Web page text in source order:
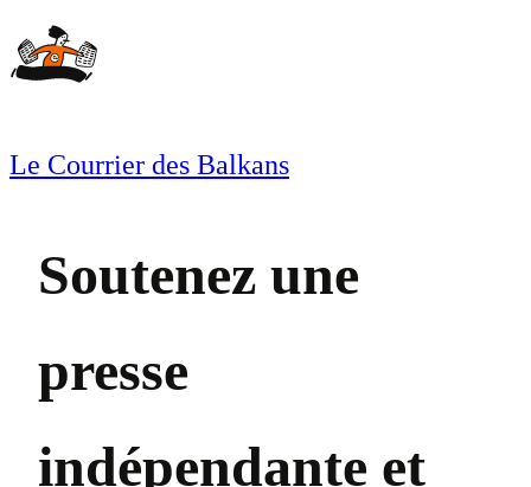
Aller
au
Le Courrier des Balkans
Soutenez une
presse
indépendante et